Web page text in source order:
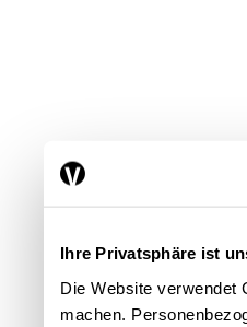
Ihre Privatsphäre ist
Die Website verwendet
machen.